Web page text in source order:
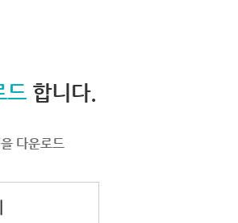
드 합니다.
다운로드